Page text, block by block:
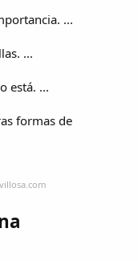
...
...
está. ...
formas de